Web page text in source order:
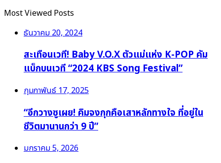
Most Viewed Posts
ธันวาคม 20, 2024
สะเทือนเวที! Baby V.O.X ตัวแม่แห่ง K-POP คัม
แบ็กบนเวที “2024 KBS Song Festival”
กุมภาพันธ์ 17, 2025
“อีกวางซูเผย! คิมจงกุกคือเสาหลักทางใจ ที่อยู่ใน
ชีวิตมานานกว่า 9 ปี”
มกราคม 5, 2026